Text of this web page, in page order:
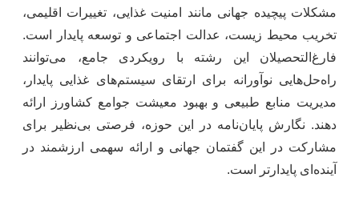
مشکلات پیچیده جهانی مانند امنیت غذایی، تغییرات اقلیمی،
تخریب محیط زیست، عدالت اجتماعی و توسعه پایدار است.
فارغ‌التحصیلان این رشته با رویکردی جامع، می‌توانند
راه‌حل‌هایی نوآورانه برای ارتقای سیستم‌های غذایی پایدار،
مدیریت منابع طبیعی و بهبود معیشت جوامع کشاورز ارائه
دهند. نگارش پایان‌نامه در این حوزه، فرصتی بی‌نظیر برای
مشارکت در این گفتمان جهانی و ارائه سهمی ارزشمند در
آینده‌ای پایدارتر است.